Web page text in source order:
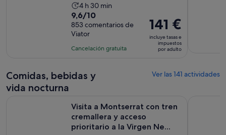
La
duración
de
la
actividad
4 horas
30 minutos
4 h 30 min
9.6
sobre
10
con
9,6/10
853 comentarios de
Viator
Cancelación gratuita
El
precio
es
de
por
141 €
incluye tasas e
impuestos
por adulto
Comidas, bebidas y
vida nocturna
Ver las 141 actividades
Visita a Montserrat con tren
cremallera y acceso
prioritario a la Virgen Ne...